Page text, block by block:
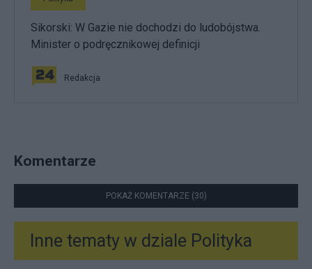
Sikorski: W Gazie nie dochodzi do ludobójstwa.
Minister o podręcznikowej definicji
Redakcja
Komentarze
POKAŻ KOMENTARZE (30)
Inne tematy w dziale Polityka